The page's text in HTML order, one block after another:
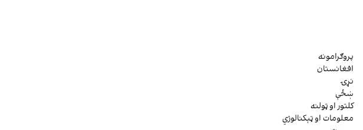
پروګرامونه
افغانستان
نړۍ
ښځې
کلتور او ټولنه
معلومات او ټېکنالوژي